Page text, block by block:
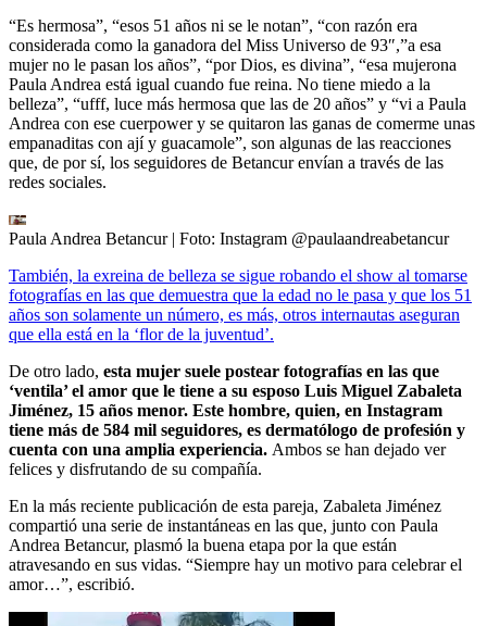
“Es hermosa”, “esos 51 años ni se le notan”, “con razón era
considerada como la ganadora del Miss Universo de 93″,”a esa
mujer no le pasan los años”, “por Dios, es divina”, “esa mujerona
Paula Andrea está igual cuando fue reina. No tiene miedo a la
belleza”, “ufff, luce más hermosa que las de 20 años” y “vi a Paula
Andrea con ese cuerpower y se quitaron las ganas de comerme unas
empanaditas con ají y guacamole”, son algunas de las reacciones
que, de por sí, los seguidores de Betancur envían a través de las
redes sociales.
Paula Andrea Betancur | Foto: Instagram @paulaandreabetancur
También, la exreina de belleza se sigue robando el show al tomarse
fotografías en las que demuestra que la edad no le pasa y que los 51
años son solamente un número, es más, otros internautas aseguran
que ella está en la ‘flor de la juventud’.
De otro lado, esta mujer suele postear fotografías en las que
‘ventila’ el amor que le tiene a su esposo Luis Miguel Zabaleta
Jiménez, 15 años menor. Este hombre, quien, en Instagram
tiene más de 584 mil seguidores, es dermatólogo de profesión y
cuenta con una amplia experiencia. Ambos se han dejado ver
felices y disfrutando de su compañía.
En la más reciente publicación de esta pareja, Zabaleta Jiménez
compartió una serie de instantáneas en las que, junto con Paula
Andrea Betancur, plasmó la buena etapa por la que están
atravesando en sus vidas. “Siempre hay un motivo para celebrar el
amor…”, escribió.